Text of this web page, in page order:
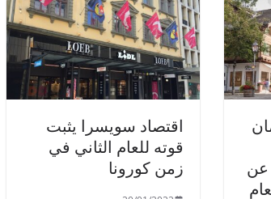
عن
العام
اقتصاد سويسرا يثبت
قوته للعام الثاني في
زمن كورونا